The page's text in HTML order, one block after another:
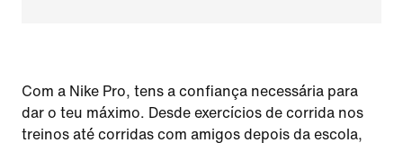
Com a Nike Pro, tens a confiança necessária para
dar o teu máximo. Desde exercícios de corrida nos
treinos até corridas com amigos depois da escola,